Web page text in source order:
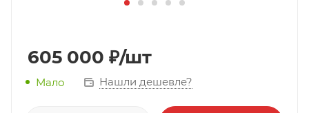
605 000 ₽/шт
Мало Нашли дешевле?